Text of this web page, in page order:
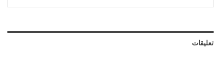
تعليقات